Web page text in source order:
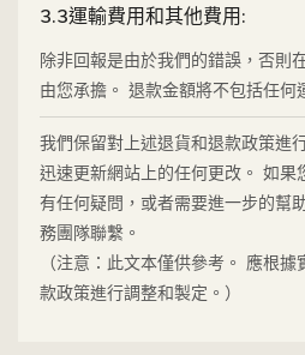
3.3運輸費用和其他費用:
除非回報是由於我們的錯誤，否則
由您承擔。 退款金額將不包括任何
我們保留對上述退貨和退款政策進
迅速更新網站上的任何更改。 如果
有任何疑問，或者需要進一步的幫
務團隊聯繫。
（注意：此文本僅供參考。 應根
款政策進行調整和製定。）